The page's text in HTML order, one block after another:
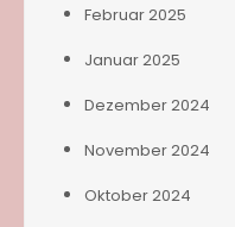
Februar 2025
Januar 2025
Dezember 2024
November 2024
Oktober 2024